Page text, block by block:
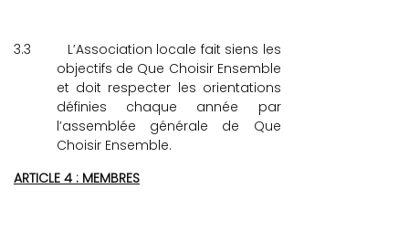
3.3
L’Association locale fait siens les
objectifs de Que Choisir Ensemble
et doit respecter les orientations
définies chaque année par
l’assemblée générale de Que
Choisir Ensemble.
ARTICLE 4 : MEMBRES